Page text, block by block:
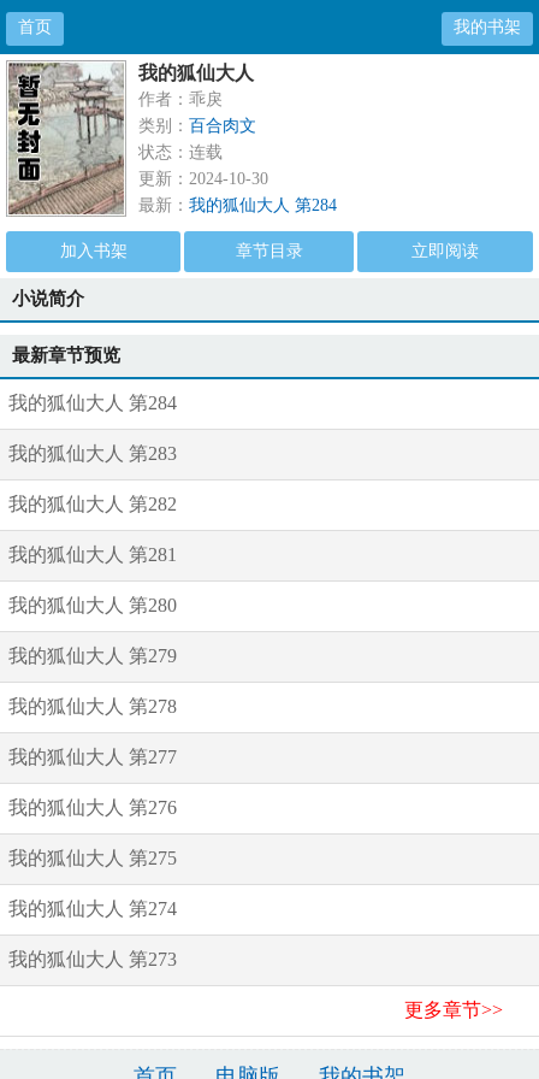
首页 我的书架
我的狐仙大人
作者：乖戾
类别： 百合肉文
状态：连载
更新：2024-10-30
最新： 我的狐仙大人 第284
加入书架 章节目录 立即阅读
小说简介
最新章节预览
我的狐仙大人 第284
我的狐仙大人 第283
我的狐仙大人 第282
我的狐仙大人 第281
我的狐仙大人 第280
我的狐仙大人 第279
我的狐仙大人 第278
我的狐仙大人 第277
我的狐仙大人 第276
我的狐仙大人 第275
我的狐仙大人 第274
我的狐仙大人 第273
更多章节>>